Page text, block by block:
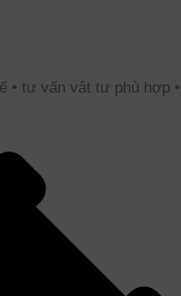
• tư vấn vật tư phù hợp •